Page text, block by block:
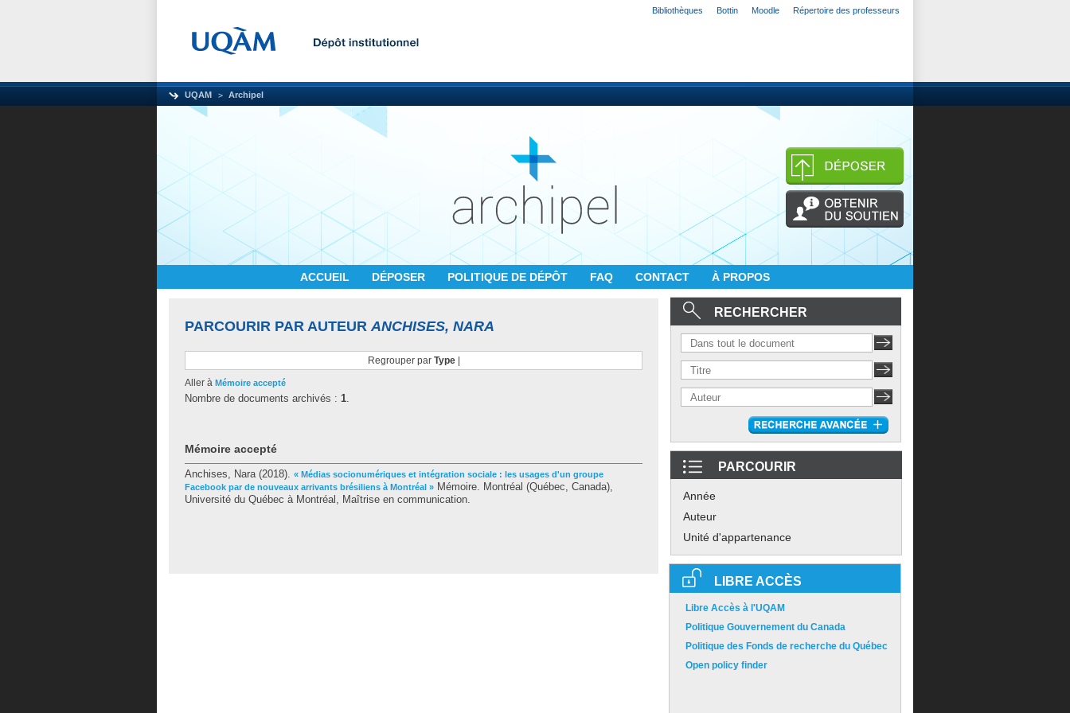
Bibliothèques Bottin Moodle Répertoire des professeurs
UQAM Archipel
ACCUEIL DÉPOSER POLITIQUE DE DÉPÔT FAQ CONTACT À PROPOS
PARCOURIR PAR AUTEURANCHISES, NARA
Regrouper par Type|
Aller à Mémoire accepté
Nombre de documents archivés : 1.
Mémoire accepté
Anchises, Nara(2018). « Médias socionumériques et intégration sociale : les usages d'un groupe
Facebook par de nouveaux arrivants brésiliens à Montréal » Mémoire. Montréal (Québec, Canada),
Université du Québec à Montréal, Maîtrise en communication.
RECHERCHER
PARCOURIR
Année
Auteur
Unité d'appartenance
LIBRE ACCÈS
Libre Accès à l'UQAM
Politique Gouvernement du Canada
Politique des Fonds de recherche du Québec
Open policy finder